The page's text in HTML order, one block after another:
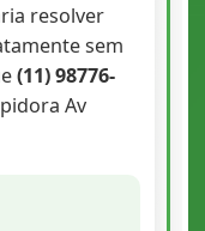
resolver
sem
(11) 98776-
Av